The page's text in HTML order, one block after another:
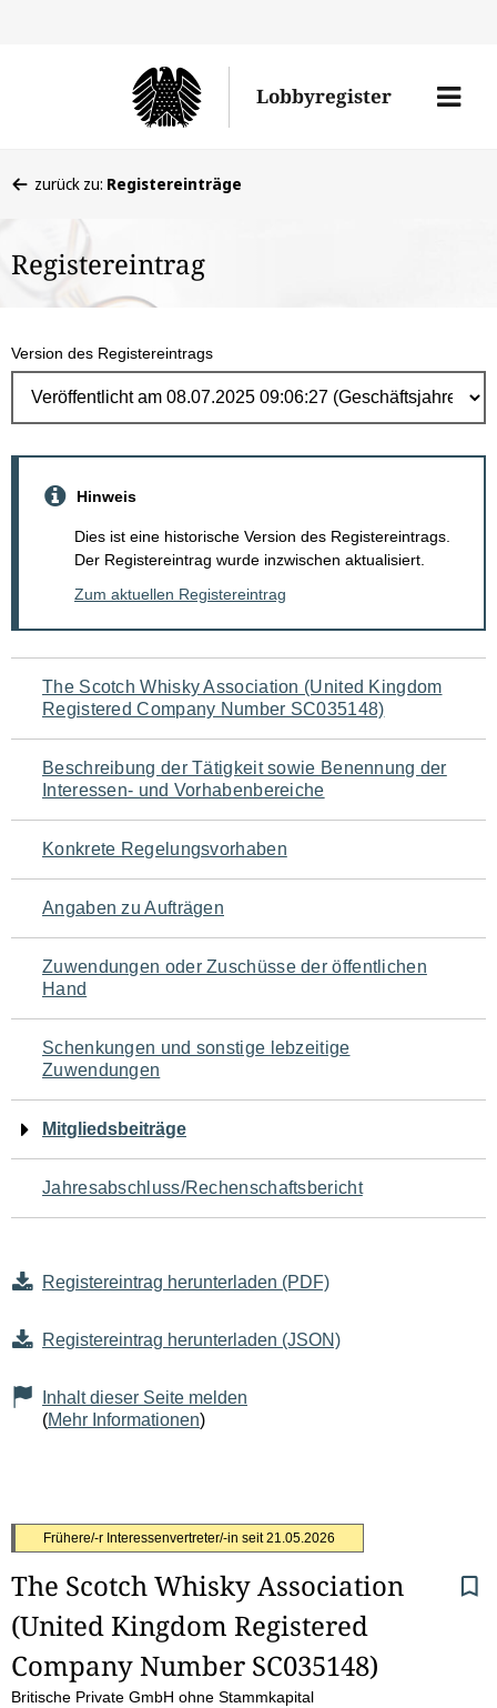
Lobbyregister
Menü
befinden
hier:
zurück zu: Registereinträge
Registereintrag
Version des Registereintrags
Hinweis
Dies ist eine historische Version des Registereintrags.
Der Registereintrag wurde inzwischen aktualisiert.
Zum aktuellen Registereintrag
Navigation
für
den
Seiteninhalt
The Scotch Whisky Association (United Kingdom
Registered Company Number SC035148)
Beschreibung der Tätigkeit sowie Benennung der
Interessen- und Vorhabenbereiche
Konkrete Regelungsvorhaben
Angaben zu Aufträgen
Zuwendungen oder Zuschüsse der öffentlichen
Hand
Schenkungen und sonstige lebzeitige
Zuwendungen
Mitgliedsbeiträge
Jahresabschluss/Rechenschaftsbericht
Registereintrag herunterladen (PDF)
Registereintrag herunterladen (JSON)
Inhalt dieser Seite melden
(Mehr Informationen)
S
e
i
t
Frühere/-r Interessenvertreter/-in seit 21.05.2026
The Scotch Whisky Association
(United Kingdom Registered
Company Number SC035148)
Britische Private GmbH ohne Stammkapital